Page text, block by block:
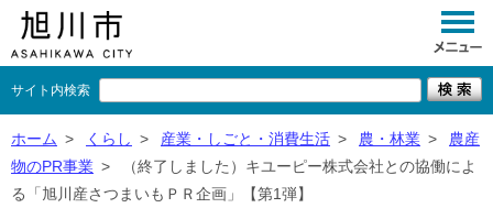
サイト内検索
くらし
ホーム > くらし > 産業・しごと・消費生活 > 農・林業 >
農産
物のPR事業 >
（終了しました）キユーピー株式会社との協働によ
る「旭川産さつまいもＰＲ企画」【第1弾】